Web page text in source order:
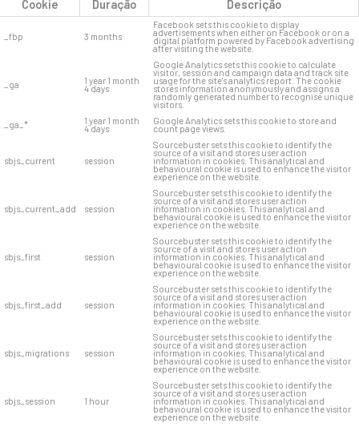
Cookie
Duração Descrição
_fbp 3 months
Facebook sets this cookie to display
advertisements when either on Facebook or on a
digital platform powered by Facebook advertising
after visiting the website.
_ga 1 year 1 month
4 days
Google Analytics sets this cookie to calculate
visitor, session and campaign data and track site
usage for the site's analytics report. The cookie
stores information anonymously and assigns a
randomly generated number to recognise unique
visitors.
_ga_*
1 year 1 month
4 days
Google Analytics sets this cookie to store and
count page views.
sbjs_current session
Sourcebuster sets this cookie to identify the
source of a visit and stores user action
information in cookies. This analytical and
behavioural cookie is used to enhance the visitor
experience on the website.
sbjs_current_add session
Sourcebuster sets this cookie to identify the
source of a visit and stores user action
information in cookies. This analytical and
behavioural cookie is used to enhance the visitor
experience on the website.
sbjs_first session
Sourcebuster sets this cookie to identify the
source of a visit and stores user action
information in cookies. This analytical and
behavioural cookie is used to enhance the visitor
experience on the website.
sbjs_first_add session
Sourcebuster sets this cookie to identify the
source of a visit and stores user action
information in cookies. This analytical and
behavioural cookie is used to enhance the visitor
experience on the website.
sbjs_migrations session
Sourcebuster sets this cookie to identify the
source of a visit and stores user action
information in cookies. This analytical and
behavioural cookie is used to enhance the visitor
experience on the website.
sbjs_session 1 hour
Sourcebuster sets this cookie to identify the
source of a visit and stores user action
information in cookies. This analytical and
behavioural cookie is used to enhance the visitor
experience on the website.